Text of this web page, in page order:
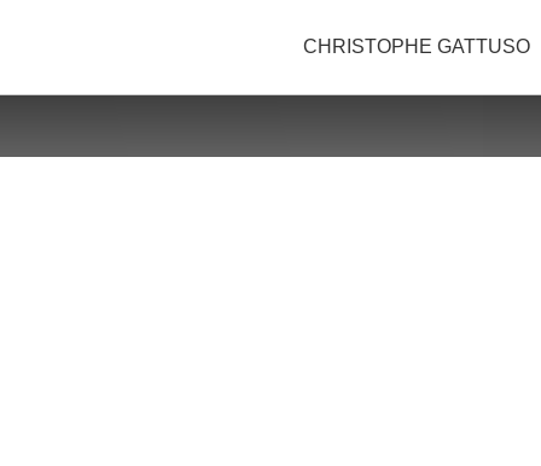
CHRISTOPHE GATTUSO